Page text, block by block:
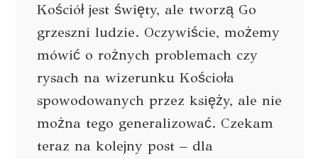
Kościół jest święty, ale tworzą Go
grzeszni ludzie. Oczywiście, możemy
mówić o rożnych problemach czy
rysach na wizerunku Kościoła
spowodowanych przez księży, ale nie
można tego generalizować. Czekam
teraz na kolejny post – dla